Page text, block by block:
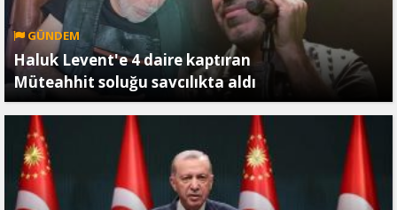
GÜNDEM
Haluk Levent'e 4 daire kaptıran
Müteahhit soluğu savcılıkta aldı